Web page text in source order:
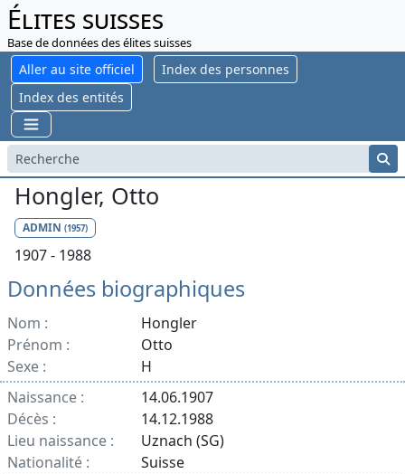
Élites suisses
Base de données des élites suisses
Aller au site officiel
Index des personnes
Index des entités
Hongler, Otto
ADMIN (1957)
1907 - 1988
Données biographiques
Nom :
Hongler
Prénom :
Otto
Sexe :
H
Naissance :
14.06.1907
Décès :
14.12.1988
Lieu naissance :
Uznach (SG)
Nationalité :
Suisse